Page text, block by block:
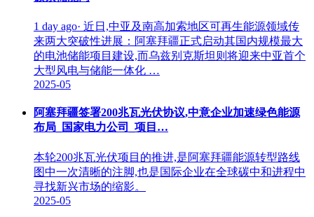
1 day ago· 近日,中亚及南高加索地区可再生能源领域传
来两大突破性进展：阿塞拜疆正式启动其国内规模最大
的电池储能项目建设,而乌兹别克斯坦则将迎来中亚首个
大型风电与储能一体化 …
2025-05
阿塞拜疆签署200兆瓦光伏协议,中意企业加速绿色能源
布局_国家电力公司_项目…
本轮200兆瓦光伏项目的推进,是阿塞拜疆能源转型路线
图中一次清晰的注脚,也是国际企业在全球碳中和进程中
寻找新兴市场的缩影。
2025-05